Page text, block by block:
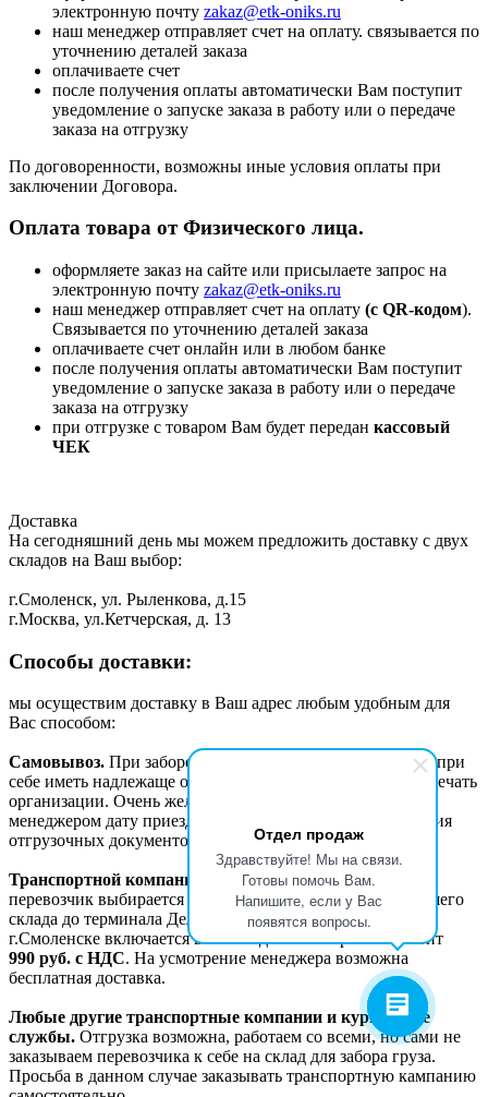
Отдел продаж
Здравствуйте! Мы на связи.
Готовы помочь Вам.
Напишите, если у Вас
появятся вопросы.
электронную почту zakaz@etk-oniks.ru
наш менеджер отправляет счет на оплату. связывается по
уточнению деталей заказа
оплачиваете счет
после получения оплаты автоматически Вам поступит
уведомление о запуске заказа в работу или о передаче
заказа на отгрузку
По договоренности, возможны иные условия оплаты при
заключении Договора.
Оплата товара от Физического лица.
оформляете заказ на сайте или присылаете запрос на
электронную почту zakaz@etk-oniks.ru
наш менеджер отправляет счет на оплату (с QR-кодом).
Связывается по уточнению деталей заказа
оплачиваете счет онлайн или в любом банке
после получения оплаты автоматически Вам поступит
уведомление о запуске заказа в работу или о передаче
заказа на отгрузку
при отгрузке с товаром Вам будет передан кассовый
ЧЕК
Доставка
На сегодняшний день мы можем предложить доставку с двух
складов на Ваш выбор:
г.Смоленск, ул. Рыленкова, д.15
г.Москва, ул.Кетчерская, д. 13
Способы доставки:
мы осуществим доставку в Ваш адрес любым удобным для
Вас способом:
Самовывоз. При заборе груза самовывозом необходимо при
себе иметь надлежаще оформленную доверенность или печать
организации. Очень желательно заранее согласовывать с
менеджером дату приезда для своевременного оформления
отгрузочных документов и подготовки самого груза.
Транспортной компанией Деловые линии. Данный
перевозчик выбирается «по-умолчанию». Доставка с нашего
склада до терминала Деловых линий в г. Москве или
г.Смоленске включается в счет отдельной строкой и стоит
990 руб. с НДС. На усмотрение менеджера возможна
бесплатная доставка.
Любые другие транспортные компании и курьерские
службы. Отгрузка возможна, работаем со всеми, но сами не
заказываем перевозчика к себе на склад для забора груза.
Просьба в данном случае заказывать транспортную кампанию